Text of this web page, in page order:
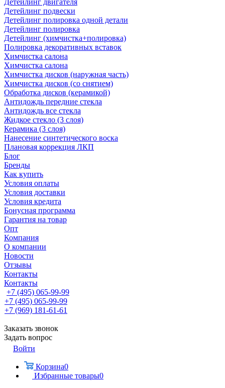
Детейлинг двигателя
Детейлинг подвески
Детейлинг полировка одной детали
Детейлинг полировка
Детейлинг (химчистка+полировка)
Полировка декоративных вставок
Химчистка салона
Химчистка салона
Химчистка дисков (наружная часть)
Химчистка дисков (со снятием)
Обработка дисков (керамикой)
Антидождь передние стекла
Антидождь все стекла
Жидкое стекло (3 слоя)
Керамика (3 слоя)
Нанесение синтетического воска
Плановая коррекция ЛКП
Блог
Бренды
Как купить
Условия оплаты
Условия доставки
Условия кредита
Бонусная программа
Гарантия на товар
Опт
Компания
О компании
Новости
Отзывы
Контакты
Контакты
+7 (495) 065-99-99
+7 (495) 065-99-99
+7 (969) 181-61-61
Заказать звонок
Задать вопрос
Войти
Корзина0
Избранные товары0